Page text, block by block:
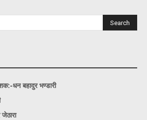
धन बहादुर भण्डारी